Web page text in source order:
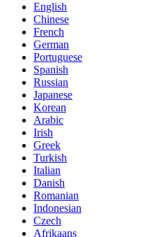
English
Chinese
French
German
Portuguese
Spanish
Russian
Japanese
Korean
Arabic
Irish
Greek
Turkish
Italian
Danish
Romanian
Indonesian
Czech
Afrikaans